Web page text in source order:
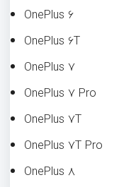
OnePlus ۶
OnePlus ۶T
OnePlus ۷
OnePlus ۷ Pro
OnePlus ۷T
OnePlus ۷T Pro
OnePlus ۸